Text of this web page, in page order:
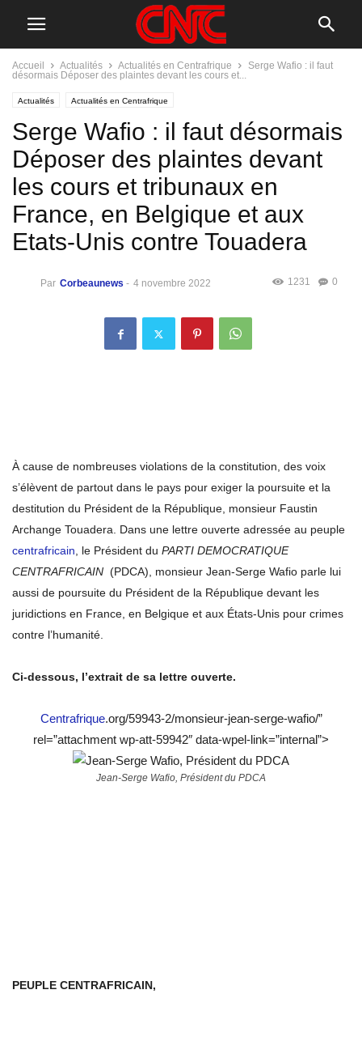
Accueil Actualités Actualités en Centrafrique
Serge Wafio : il faut
désormais Déposer des plaintes devant les cours et...
Actualités Actualités en Centrafrique
Serge Wafio : il faut désormais
Déposer des plaintes devant
les cours et tribunaux en
France, en Belgique et aux
Etats-Unis contre Touadera
Par Corbeaunews - 4 novembre 2022 0
1231
À cause de nombreuses violations de la constitution, des voix
s’élèvent de partout dans le pays pour exiger la poursuite et la
destitution du Président de la République, monsieur Faustin
Archange Touadera. Dans une lettre ouverte adressée au peuple
centrafricain, le Président du PARTI DEMOCRATIQUE
CENTRAFRICAIN (PDCA), monsieur Jean-Serge Wafio parle lui
aussi de poursuite du Président de la République devant les
juridictions en France, en Belgique et aux États-Unis pour crimes
contre l’humanité.
Ci-dessous, l’extrait de sa lettre ouverte.
Centrafrique.org/59943-2/monsieur-jean-serge-wafio/”
rel=”attachment wp-att-59942″ data-wpel-link=”internal”>
Jean-Serge Wafio, Président du PDCA
PEUPLE CENTRAFRICAIN,